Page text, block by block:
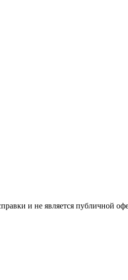
и не является публичной